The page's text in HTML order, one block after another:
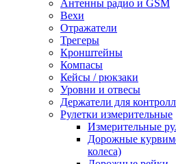
Антенны радио и GSM
Вехи
Отражатели
Трегеры
Кронштейны
Компасы
Кейсы / рюкзаки
Уровни и отвесы
Держатели для
Рулетки измерительные
Измерительные
Дорожные
колеса)